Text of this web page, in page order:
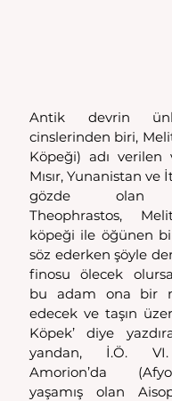
Antik devrin
cinslerinden biri,
Köpeği) adı verilen
Mısır, Yunanistan ve
gözde olan
Theophrastos,
köpeği ile öğünen
söz ederken şöyle
finosu ölecek
bu adam ona bir
edecek ve taşın
Köpek’ diye
yandan, İ.Ö. VI.
Amorion’da
yaşamış olan